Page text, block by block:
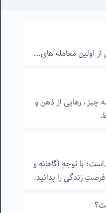
چیز، رهایی از ذهن و
با توجهِ آگاهانه و
زندگی را بدانید.